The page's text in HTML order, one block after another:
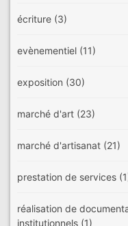
écriture (3)
evènementiel (11)
exposition (30)
marché d'art (23)
marché d'artisanat (21)
prestation de services
réalisation de
institutionnels (1)